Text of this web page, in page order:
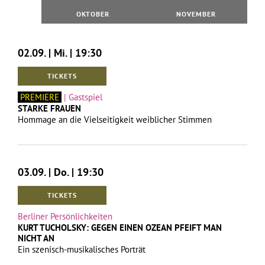
OKTOBER NOVEMBER
02.09. | Mi. | 19:30
TICKETS
PREMIERE | Gastspiel
STARKE FRAUEN
Hommage an die Vielseitigkeit weiblicher Stimmen
03.09. | Do. | 19:30
TICKETS
Berliner Persönlichkeiten
KURT TUCHOLSKY: GEGEN EINEN OZEAN PFEIFT MAN
NICHT AN
Ein szenisch-musikalisches Porträt